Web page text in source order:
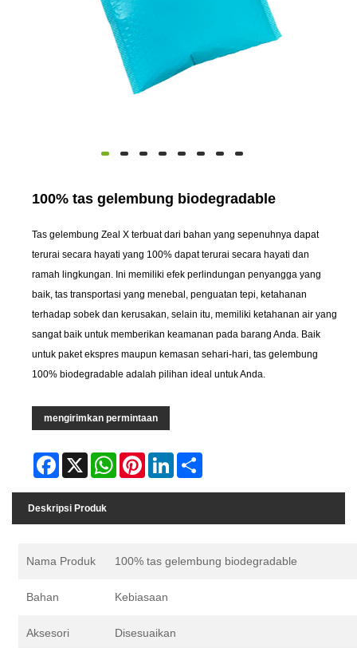
100% tas gelembung biodegradable
Tas gelembung Zeal X terbuat dari bahan yang sepenuhnya dapat
terurai secara hayati yang 100% dapat terurai secara hayati dan
ramah lingkungan. Ini memiliki efek perlindungan penyangga yang
baik, tas transportasi yang menebal, penguatan tepi, ketahanan
terhadap sobek dan kerusakan, selain itu, memiliki ketahanan air yang
sangat baik untuk memberikan keamanan pada barang Anda. Baik
untuk paket ekspres maupun kemasan sehari-hari, tas gelembung
100% biodegradable adalah pilihan ideal untuk Anda.
mengirimkan permintaan
Facebook
X WhatsAppPinterestLinkedIn
Deskripsi Produk
Nama Produk 100% tas gelembung biodegradable
Bahan Kebiasaan
Aksesori Disesuaikan